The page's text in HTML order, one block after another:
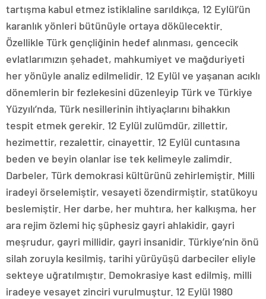
tartışma kabul etmez istiklaline sarıldıkça, 12 Eylül’ün
karanlık yönleri bütünüyle ortaya dökülecektir.
Özellikle Türk gençliğinin hedef alınması, gencecik
evlatlarımızın şehadet, mahkumiyet ve mağduriyeti
her yönüyle analiz edilmelidir. 12 Eylül ve yaşanan acıklı
dönemlerin bir fezlekesini düzenleyip Türk ve Türkiye
Yüzyılı’nda, Türk nesillerinin ihtiyaçlarını bihakkın
tespit etmek gerekir. 12 Eylül zulümdür, zillettir,
hezimettir, rezalettir, cinayettir. 12 Eylül cuntasına
beden ve beyin olanlar ise tek kelimeyle zalimdir.
Darbeler, Türk demokrasi kültürünü zehirlemiştir. Milli
iradeyi örselemiştir, vesayeti özendirmiştir, statükoyu
beslemiştir. Her darbe, her muhtıra, her kalkışma, her
ara rejim özlemi hiç şüphesiz gayri ahlakidir, gayri
meşrudur, gayri millidir, gayri insanidir. Türkiye’nin önü
silah zoruyla kesilmiş, tarihi yürüyüşü darbeciler eliyle
sekteye uğratılmıştır. Demokrasiye kast edilmiş, milli
iradeye vesayet zinciri vurulmuştur. 12 Eylül 1980